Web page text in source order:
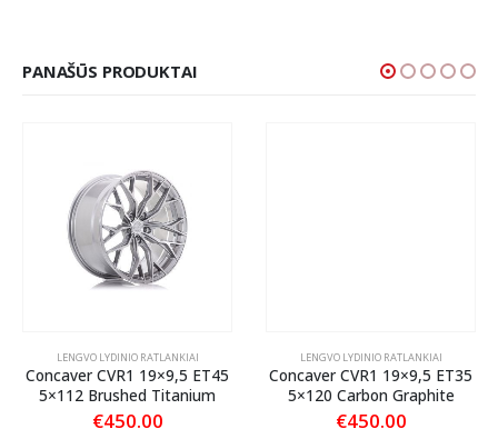
PANAŠŪS PRODUKTAI
LENGVO LYDINIO RATLANKIAI
Concaver CVR1 19×9,5 ET45
5×112 Brushed Titanium
€450.00
LENGVO LYDINIO RATLANKIAI
Concaver CVR1 19×9,5 ET35
5×120 Carbon Graphite
€450.00